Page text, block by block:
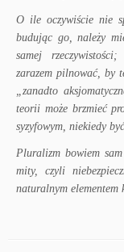
O ile oczywiście nie
budując go, należy
samej
zarazem pilnować, by
„zanadto
teorii może brzmieć
syzyfowym, niekiedy
Pluralizm bowiem
mity, czyli
naturalnym elementem